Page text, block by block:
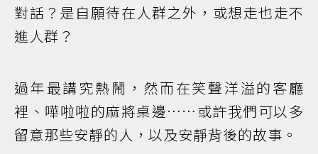
對話？是自願待在人群之外，或想走也走不
進人群？
過年最講究熱鬧，然而在笑聲洋溢的客廳
裡、嘩啦啦的麻將桌邊……或許我們可以多
留意那些安靜的人，以及安靜背後的故事。